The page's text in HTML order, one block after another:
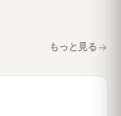
もっと見る